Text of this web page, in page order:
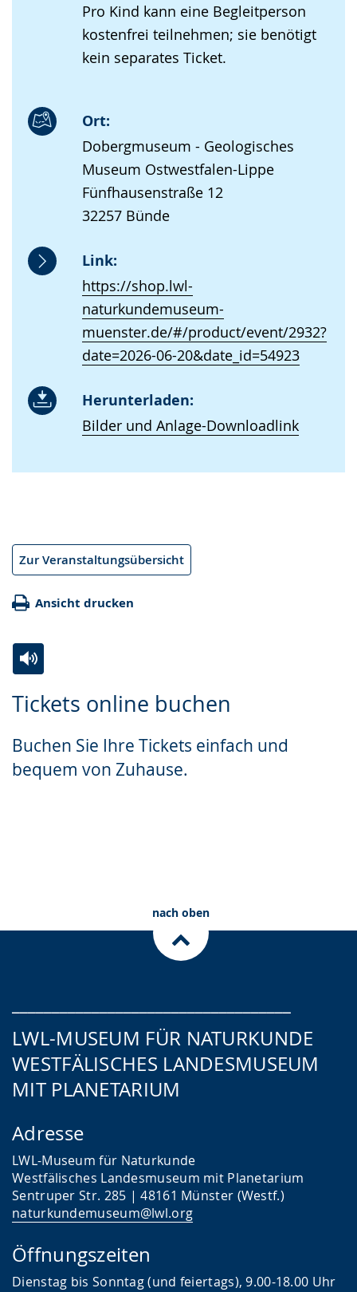
Pro Kind kann eine Begleitperson
kostenfrei teilnehmen; sie benötigt
kein separates Ticket.
Ort:
Dobergmuseum - Geologisches
Museum Ostwestfalen-Lippe
Fünfhausenstraße 12
32257 Bünde
Link:
https://shop.lwl-
naturkundemuseum-
muenster.de/#/product/event/2932?
date=2026-06-20&date_id=54923
Herunterladen:
Bilder und Anlage-Downloadlink
Zur Veranstaltungsübersicht
Ansicht drucken
Tickets online buchen
Buchen Sie Ihre Tickets einfach und
bequem von Zuhause.
Leichten
wechseln.
Audio-
Video
Deutscher
Gebärdensprache
nach oben
LWL-MUSEUM FÜR NATURKUNDE
WESTFÄLISCHES LANDESMUSEUM
MIT PLANETARIUM
Adresse
LWL-Museum für Naturkunde
Westfälisches Landesmuseum mit Planetarium
Sentruper Str. 285 | 48161 Münster (Westf.)
naturkundemuseum@lwl.org
Öffnungszeiten
Dienstag bis Sonntag (und feiertags), 9.00-18.00 Uhr